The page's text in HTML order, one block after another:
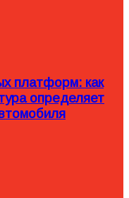
платформ: как
определяет